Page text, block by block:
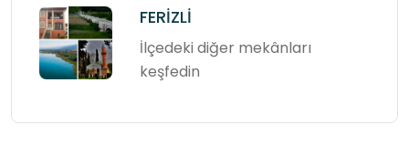
FERİZLİ
İlçedeki diğer mekânları
keşfedin